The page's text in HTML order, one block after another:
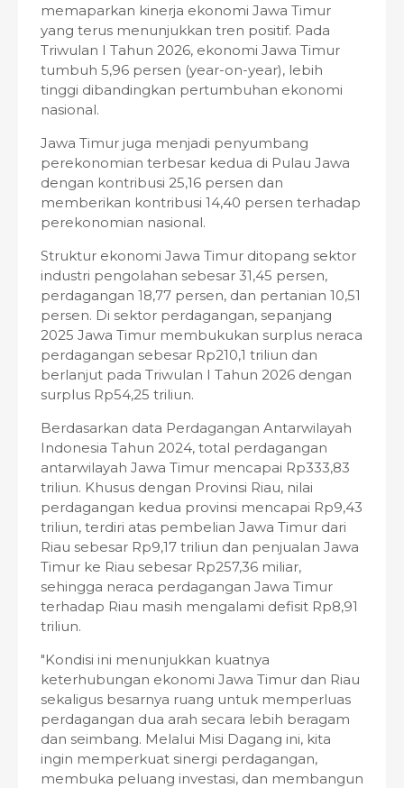
memaparkan kinerja ekonomi Jawa Timur
yang terus menunjukkan tren positif. Pada
Triwulan I Tahun 2026, ekonomi Jawa Timur
tumbuh 5,96 persen (year-on-year), lebih
tinggi dibandingkan pertumbuhan ekonomi
nasional.
Jawa Timur juga menjadi penyumbang
perekonomian terbesar kedua di Pulau Jawa
dengan kontribusi 25,16 persen dan
memberikan kontribusi 14,40 persen terhadap
perekonomian nasional.
Struktur ekonomi Jawa Timur ditopang sektor
industri pengolahan sebesar 31,45 persen,
perdagangan 18,77 persen, dan pertanian 10,51
persen. Di sektor perdagangan, sepanjang
2025 Jawa Timur membukukan surplus neraca
perdagangan sebesar Rp210,1 triliun dan
berlanjut pada Triwulan I Tahun 2026 dengan
surplus Rp54,25 triliun.
Berdasarkan data Perdagangan Antarwilayah
Indonesia Tahun 2024, total perdagangan
antarwilayah Jawa Timur mencapai Rp333,83
triliun. Khusus dengan Provinsi Riau, nilai
perdagangan kedua provinsi mencapai Rp9,43
triliun, terdiri atas pembelian Jawa Timur dari
Riau sebesar Rp9,17 triliun dan penjualan Jawa
Timur ke Riau sebesar Rp257,36 miliar,
sehingga neraca perdagangan Jawa Timur
terhadap Riau masih mengalami defisit Rp8,91
triliun.
"Kondisi ini menunjukkan kuatnya
keterhubungan ekonomi Jawa Timur dan Riau
sekaligus besarnya ruang untuk memperluas
perdagangan dua arah secara lebih beragam
dan seimbang. Melalui Misi Dagang ini, kita
ingin memperkuat sinergi perdagangan,
membuka peluang investasi, dan membangun